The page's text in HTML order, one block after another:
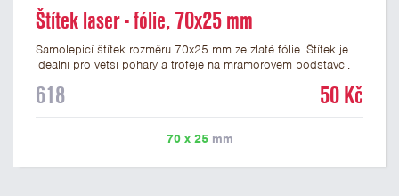
Štítek laser - fólie, 70x25 mm
Samolepicí štítek rozměru 70x25 mm ze zlaté fólie. Štítek je
ideální pro větší poháry a trofeje na mramorovém podstavci.
textu doporučujeme maximálně 3 řádky, aby byla zachována
prvním kroku objednávky.
618 50 Kč
70 x 25mm